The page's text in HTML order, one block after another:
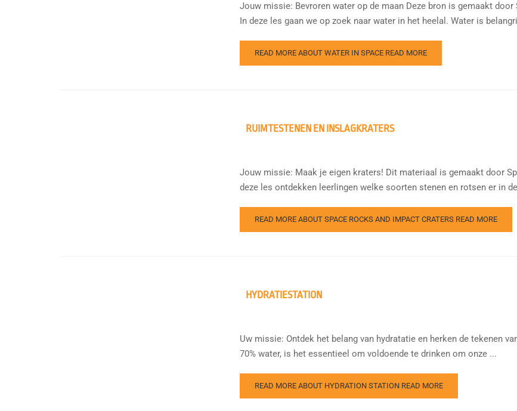
Jouw missie: Bevroren water op de maan Deze bron is gemaakt
In deze les gaan we op zoek naar water in het heelal. Water is
READ MORE ABOUT WATER IN SPACE READ MORE
RUIMTESTENEN EN INSLAGKRATERS
Jouw missie: Maak je eigen kraters! Dit materiaal is gemaakt door
deze les ontdekken leerlingen welke soorten stenen en rotsen er in
READ MORE ABOUT SPACE ROCKS AND IMPACT CRATERS READ MORE
HYDRATIESTATION
Uw missie: Ontdek het belang van hydratatie en herken de tekenen
70% water, is het essentieel om voldoende te drinken om onze ...
READ MORE ABOUT HYDRATION STATION READ MORE